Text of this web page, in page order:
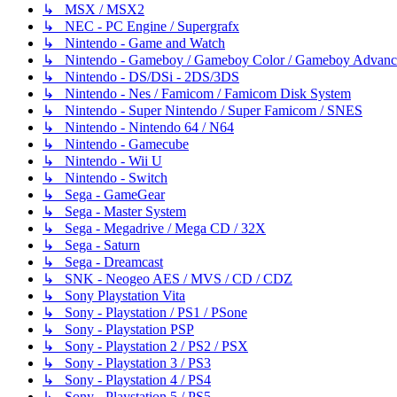
↳ MSX / MSX2
↳ NEC - PC Engine / Supergrafx
↳ Nintendo - Game and Watch
↳ Nintendo - Gameboy / Gameboy Color / Gameboy
↳ Nintendo - DS/DSi - 2DS/3DS
↳ Nintendo - Nes / Famicom / Famicom Disk System
↳ Nintendo - Super Nintendo / Super Famicom / SNES
↳ Nintendo - Nintendo 64 / N64
↳ Nintendo - Gamecube
↳ Nintendo - Wii U
↳ Nintendo - Switch
↳ Sega - GameGear
↳ Sega - Master System
↳ Sega - Megadrive / Mega CD / 32X
↳ Sega - Saturn
↳ Sega - Dreamcast
↳ SNK - Neogeo AES / MVS / CD / CDZ
↳ Sony Playstation Vita
↳ Sony - Playstation / PS1 / PSone
↳ Sony - Playstation PSP
↳ Sony - Playstation 2 / PS2 / PSX
↳ Sony - Playstation 3 / PS3
↳ Sony - Playstation 4 / PS4